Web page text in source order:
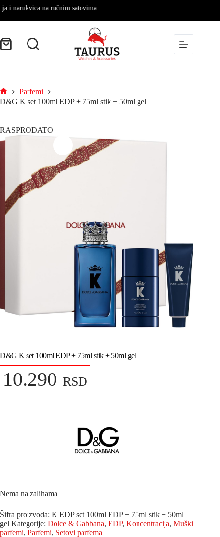
na ručnim satovima
Parfemi
D&G K set 100ml EDP + 75ml stik + 50ml gel
RASPRODATO
D&G K set 100ml EDP + 75ml stik + 50ml gel
10.290 RSD
Nema na zalihama
Šifra proizvoda: K EDP set 100ml EDP + 75ml stik + 50ml
gel Kategorije: Dolce & Gabbana, EDP, Koncentracija, Muški
parfemi, Parfemi, Setovi parfema